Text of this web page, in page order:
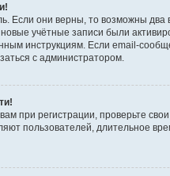
Если они верны, то возможны
учётные записи были
инструкциям. Если email-
с администратором.
при регистрации, проверьте
пользователей, длительное